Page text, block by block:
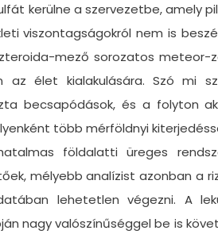
kerülne a szervezetbe, amely
viszontagságokról nem is
mező sorozatos
élet kialakulására. Szó mi
becsapódások, és a folyton
több mérföldnyi
földalatti üreges
mélyebb analízist azonban a
lehetetlen végezni. A
nagy valószínűséggel be is